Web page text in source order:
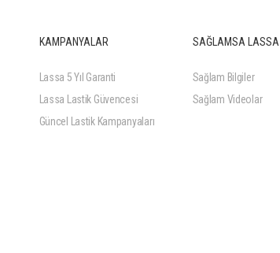
KAMPANYALAR
Lassa 5 Yıl Garanti
Lassa Lastik Güvencesi
Güncel Lastik Kampanyaları
SAĞLAMSA LASSA
Sağlam Bilgiler
Sağlam Videolar